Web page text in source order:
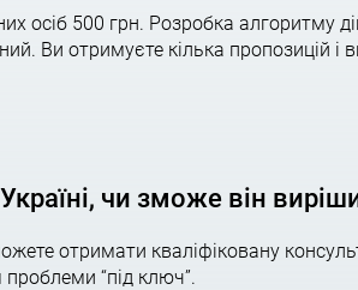
за кожним видом податку;
основі специфіки вашого бізнесу.
процесів або всіх заходів.
осіб 500 грн. Розробка алгоритму
Ви отримуєте кілька пропозицій і
чи зможе він
отримати кваліфіковану
“під ключ”.